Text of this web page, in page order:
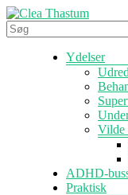
Skip
to
content
Ydelser
Vilde
ADHD-
Praktisk